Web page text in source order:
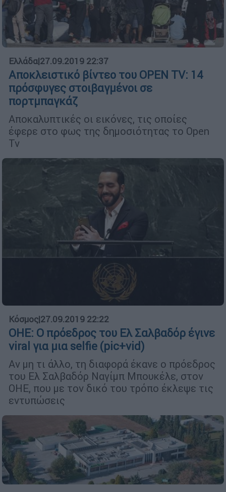
Ελλάδα|27.09.2019 22:37
Αποκλειστικό βίντεο του OPEN TV: 14
πρόσφυγες στοιβαγμένοι σε
πορτμπαγκάζ
Αποκαλυπτικές οι εικόνες, τις οποίες
έφερε στο φως της δημοσιότητας το Open
Tv
Κόσμος|27.09.2019 22:22
OHE: Ο πρόεδρος του Ελ Σαλβαδόρ έγινε
viral για μια selfie (pic+vid)
Αν μη τι άλλο, τη διαφορά έκανε ο πρόεδρος
του Ελ Σαλβαδόρ Ναγίμπ Μπουκέλε, στον
ΟΗΕ, που με τον δικό του τρόπο έκλεψε τις
εντυπώσεις